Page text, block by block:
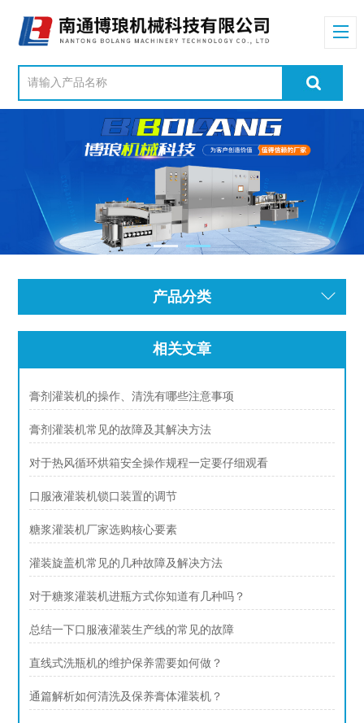
产品分类
相关文章
膏剂灌装机的操作、清洗有哪些注意事项
膏剂灌装机常见的故障及其解决方法
对于热风循环烘箱安全操作规程一定要仔细观看
口服液灌装机锁口装置的调节
糖浆灌装机厂家选购核心要素
灌装旋盖机常见的几种故障及解决方法
对于糖浆灌装机进瓶方式你知道有几种吗？
总结一下口服液灌装生产线的常见的故障
直线式洗瓶机的维护保养需要如何做？
通篇解析如何清洗及保养膏体灌装机？